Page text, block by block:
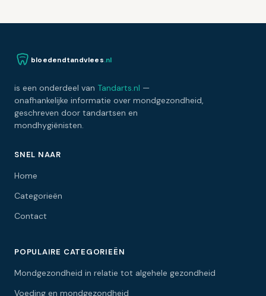
bloedendtandvlees.nl
is een onderdeel van Tandarts.nl —
onafhankelijke informatie over mondgezondheid,
geschreven door tandartsen en
mondhygiënisten.
SNEL NAAR
Home
Categorieën
Contact
POPULAIRE CATEGORIEËN
Mondgezondheid in relatie tot algehele gezondheid
Voeding en mondgezondheid